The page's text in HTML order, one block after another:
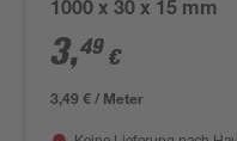
1000 x 30 x 15 mm
3,49 €
3,49 € / Meter